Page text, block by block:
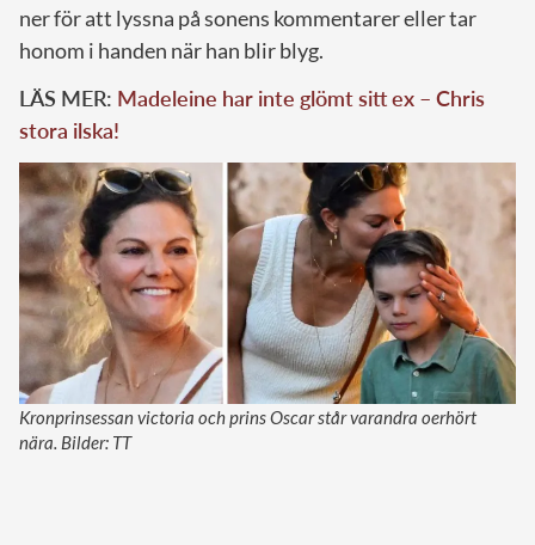
ner för att lyssna på sonens kommentarer eller tar
honom i handen när han blir blyg.
LÄS MER: Madeleine har inte glömt sitt ex – Chris
stora ilska!
Kronprinsessan victoria och prins Oscar står varandra oerhört
nära. Bilder: TT